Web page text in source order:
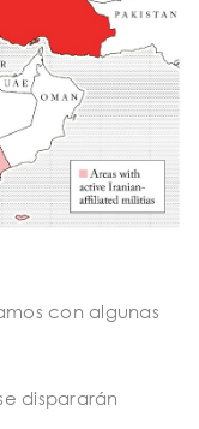
con algunas
dispararán